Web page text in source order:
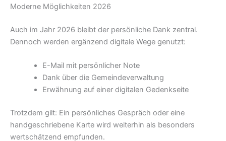
Moderne Möglichkeiten 2026
Auch im Jahr 2026 bleibt der persönliche Dank zentral.
Dennoch werden ergänzend digitale Wege genutzt:
E-Mail mit persönlicher Note
Dank über die Gemeindeverwaltung
Erwähnung auf einer digitalen Gedenkseite
Trotzdem gilt: Ein persönliches Gespräch oder eine
handgeschriebene Karte wird weiterhin als besonders
wertschätzend empfunden.